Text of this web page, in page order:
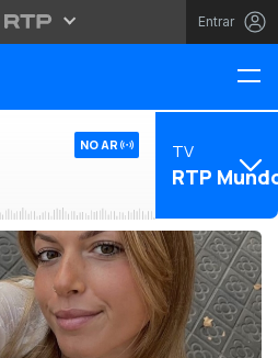
Entrar
NO AR TV
RTP